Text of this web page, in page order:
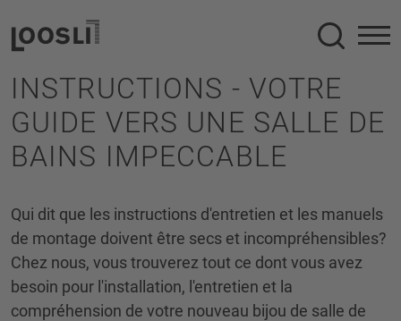
INSTRUCTIONS - VOTRE
GUIDE VERS UNE SALLE DE
BAINS IMPECCABLE
Qui dit que les instructions d'entretien et les manuels
de montage doivent être secs et incompréhensibles?
Chez nous, vous trouverez tout ce dont vous avez
besoin pour l'installation, l'entretien et la
compréhension de votre nouveau bijou de salle de